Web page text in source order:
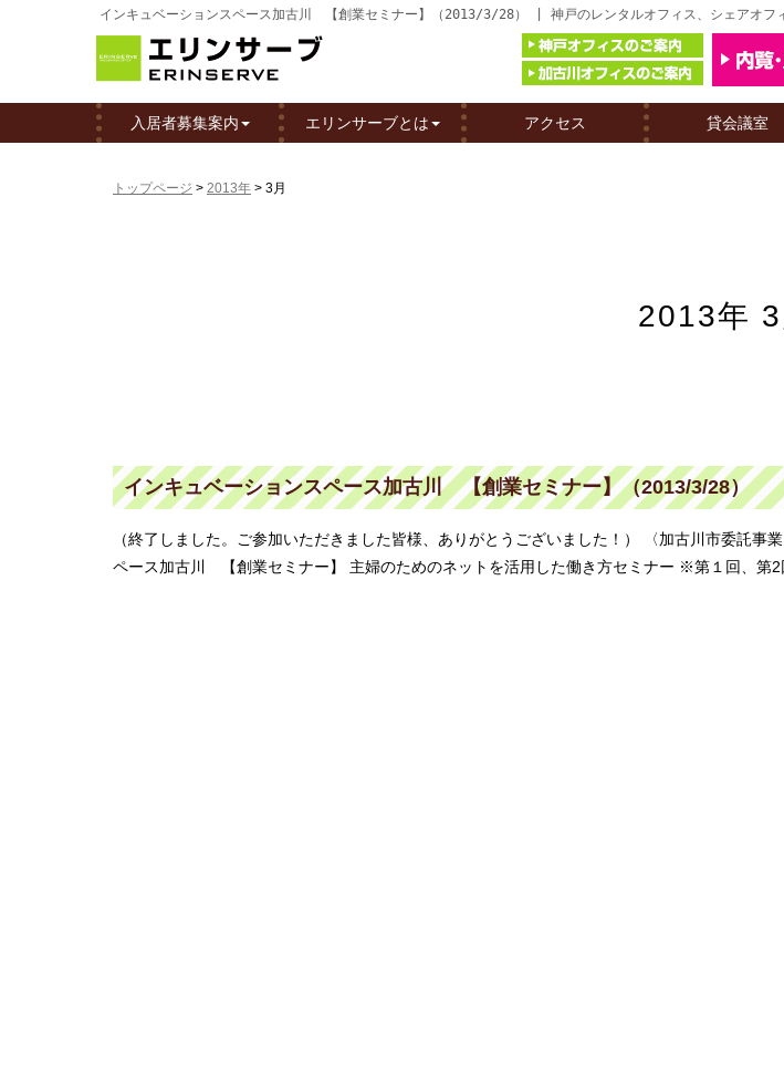
インキュベーションスペース加古川 【創業セミナー】（2013/3/28） | 神戸のレンタルオフィス、シェアオフィ
入居者募集案内 エリンサーブとは アクセス 貸会議室
トップページ > 2013年 > 3月
2013年 3
インキュベーションスペース加古川 【創業セミナー】（2013/3/28）
（終了しました。ご参加いただきました皆様、ありがとうございました！） 〈加古川市委託事
ペース加古川 【創業セミナー】 主婦のためのネットを活用した働き方セミナー ※第１回、第